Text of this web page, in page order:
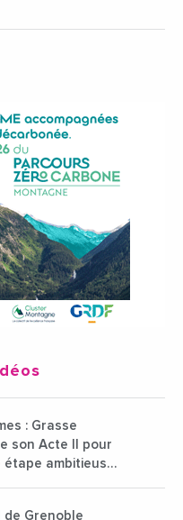
: Grasse
son Acte II pour
étape ambitieuse
de Grenoble